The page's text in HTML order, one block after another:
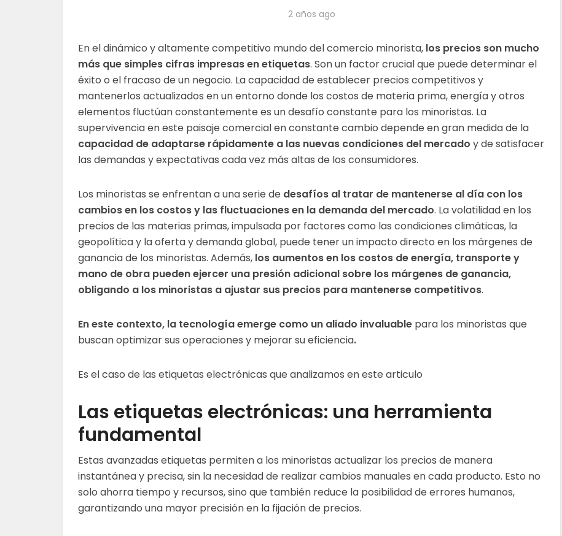
2 años ago
En el dinámico y altamente competitivo mundo del comercio minorista, los precios son mucho
más que simples cifras impresas en etiquetas. Son un factor crucial que puede determinar el
éxito o el fracaso de un negocio. La capacidad de establecer precios competitivos y
mantenerlos actualizados en un entorno donde los costos de materia prima, energía y otros
elementos fluctúan constantemente es un desafío constante para los minoristas. La
supervivencia en este paisaje comercial en constante cambio depende en gran medida de la
capacidad de adaptarse rápidamente a las nuevas condiciones del mercado y de satisfacer
las demandas y expectativas cada vez más altas de los consumidores.
Los minoristas se enfrentan a una serie de desafíos al tratar de mantenerse al día con los
cambios en los costos y las fluctuaciones en la demanda del mercado. La volatilidad en los
precios de las materias primas, impulsada por factores como las condiciones climáticas, la
geopolítica y la oferta y demanda global, puede tener un impacto directo en los márgenes de
ganancia de los minoristas. Además, los aumentos en los costos de energía, transporte y
mano de obra pueden ejercer una presión adicional sobre los márgenes de ganancia,
obligando a los minoristas a ajustar sus precios para mantenerse competitivos.
En este contexto, la tecnología emerge como un aliado invaluable para los minoristas que
buscan optimizar sus operaciones y mejorar su eficiencia.
Es el caso de las etiquetas electrónicas que analizamos en este articulo
Las etiquetas electrónicas: una herramienta
fundamental
Estas avanzadas etiquetas permiten a los minoristas actualizar los precios de manera
instantánea y precisa, sin la necesidad de realizar cambios manuales en cada producto. Esto no
solo ahorra tiempo y recursos, sino que también reduce la posibilidad de errores humanos,
garantizando una mayor precisión en la fijación de precios.